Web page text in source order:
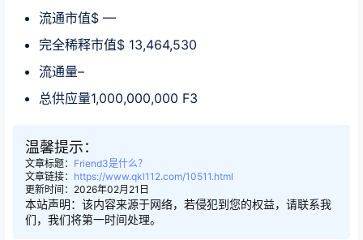
流通市值$ —
完全稀释市值$ 13,464,530
流通量–
总供应量1,000,000,000 F3
温馨提示：
文章标题： Friend3是什么？
文章链接： https://www.qkl112.com/10511.html
更新时间：2026年02月21日
本站声明：该内容来源于网络，若侵犯到您的权益，请联系我
们，我们将第一时间处理。